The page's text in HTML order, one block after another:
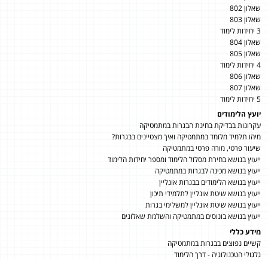
שאלון 802
שאלון 803
3 יחידות לימוד
שאלון 804
שאלון 805
4 יחידות לימוד
שאלון 806
שאלון 807
5 יחידות לימוד
יועץ הלימודים
עקרונות בבדיקת בחינת הבגרות במתמטיקה
מיהו תלמיד מלומד במתמטיקה ואיך מצטיינים בבגרות?
שיעור פרטי, מורה פרטי במתמטיקה
ייעוץ בנושא בחירת מסלול הלימוד ומספר יחידות הלימוד
ייעוץ בנושא מכינה לבגרות במתמטיקה
ייעוץ בנושא הלימודים בבגרות אונליין
ייעוץ בנושא שיטת אונליין לתלמידי תיכון
ייעוץ בנושא שיטת אונליין למשלימי בגרות
ייעוץ בנושא בונוסים במתמטיקה והשלמת שאלונים
מידע כללי
קשיים נפוצים בבגרות במתמטיקה
גלגולי הטכנולוגיה - דרך הלימוד